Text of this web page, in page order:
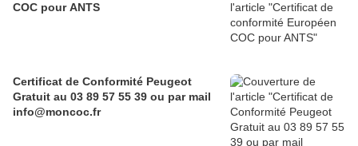
COC pour ANTS
Certificat de Conformité Peugeot
Gratuit au 03 89 57 55 39 ou par mail
info@moncoc.fr